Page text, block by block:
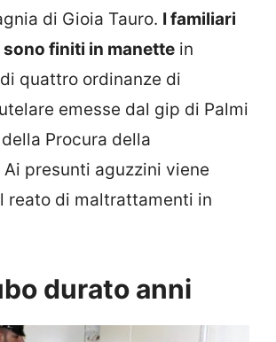
di Gioia Tauro. I familiari
finiti in manette in
quattro ordinanze di
emesse dal gip di Palmi
Procura della
presunti aguzzini viene
reato di maltrattamenti in
durato anni